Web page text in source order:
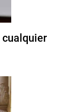
cualquier